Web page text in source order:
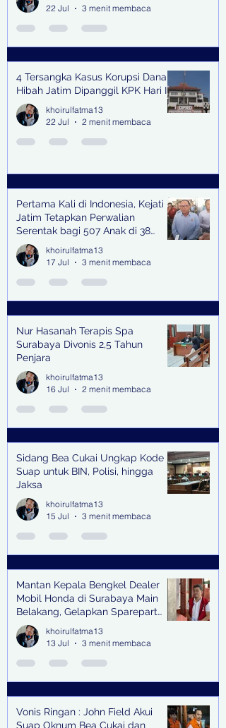
22 Jul
3 menit membaca
4 Tersangka Kasus Korupsi Dana
Hibah Jatim Dipanggil KPK Hari Ini
khoirulfatma13
22 Jul
2 menit membaca
Pertama Kali di Indonesia, Kejati
Jatim Tetapkan Perwalian
Serentak bagi 507 Anak di 38
Kabupaten & Kota
khoirulfatma13
17 Jul
3 menit membaca
Nur Hasanah Terapis Spa
Surabaya Divonis 2,5 Tahun
Penjara
khoirulfatma13
16 Jul
2 menit membaca
Sidang Bea Cukai Ungkap Kode
Suap untuk BIN, Polisi, hingga
Jaksa
khoirulfatma13
15 Jul
3 menit membaca
Mantan Kepala Bengkel Dealer
Mobil Honda di Surabaya Main
Belakang, Gelapkan Sparepart
Senilai Rp 1,9 Miliar
khoirulfatma13
13 Jul
3 menit membaca
Vonis Ringan : John Field Akui
Suap Oknum Bea Cukai dan